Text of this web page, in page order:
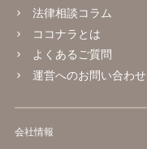
法律相談コラム
ココナラとは
よくあるご質問
運営へのお問い合わせ
会社情報